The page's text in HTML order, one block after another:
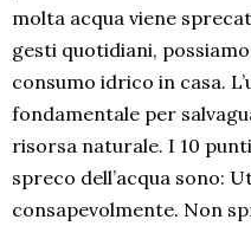
molta acqua viene
gesti quotidiani,
consumo idrico in casa.
fondamentale per
risorsa naturale. I 10
spreco dell’acqua sono:
consapevolmente. Non